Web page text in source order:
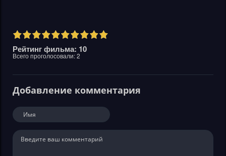
Рейтинг фильма: 10
Всего проголосовали:2
Добавление комментария